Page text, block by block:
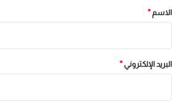
*
الاسم *
البريد الإلكتروني*